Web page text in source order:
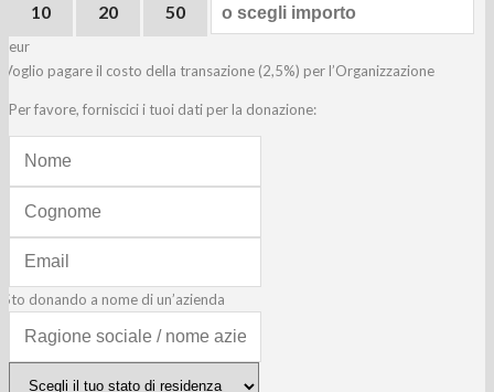
10 20 50
eur
Voglio pagare il costo della transazione (2,5%) per l’Organizzazione
Per favore, forniscici i tuoi dati per la donazione:
Sto donando a nome di un’azienda